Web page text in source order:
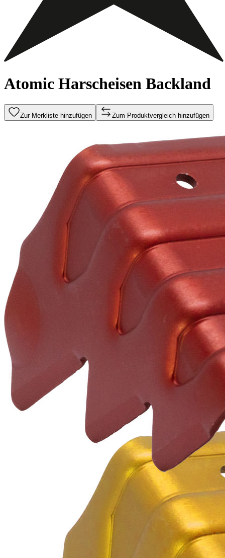
Atomic Harscheisen Backland
Zur Merkliste hinzufügen Zum Produktvergleich hinzufügen